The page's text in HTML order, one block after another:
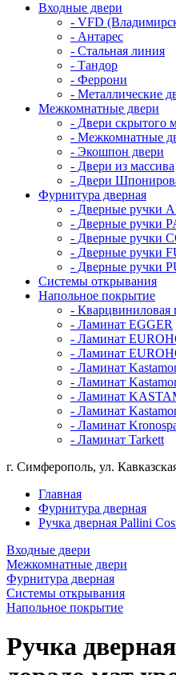
Входные двери
- VFD
- Антарес
- Стальная линия
- Тандор
- Феррони
- Металлические
Межкомнатные двери
- Двери скрытого
- Межкомнатные
- Экошпон двери
- Двери из массива
- Двери
Фурнитура дверная
- Дверные ручки
- Дверные ручки
- Дверные ручки
- Дверные ручки
- Дверные ручки
Системы открывания
Напольное покрытие
- Кварцвиниловая
- Ламинат EGGER
- Ламинат
- Ламинат
- Ламинат
- Ламинат
- Ламинат
- Ламинат
- Ламинат
- Ламинат Tarkett
г. Симферополь, ул.
Главная
Фурнитура дверная
Ручка дверная Pallini
Входные двери
Межкомнатные двери
Фурнитура дверная
Системы открывания
Напольное покрытие
Ручка